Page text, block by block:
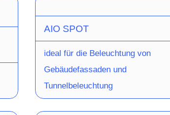
AIO SPOT
ideal für die Beleuchtung von
Gebäudefassaden und
Tunnelbeleuchtung